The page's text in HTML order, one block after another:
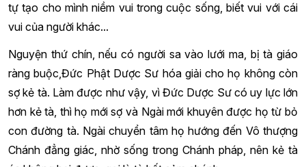
tự tạo cho mình niềm vui trong cuộc sống, biết vui với cái
vui của người khác...
Nguyện thứ chín, nếu có người sa vào lưới ma, bị tà giáo
ràng buộc,Đức Phật Dược Sư hóa giải cho họ không còn
sợ kẻ tà. Làm được như vậy, vì Đức Dược Sư có uy lực lớn
hơn kẻ tà, thì họ mới sợ và Ngài mới khuyên được họ từ bỏ
con đường tà. Ngài chuyển tâm họ hướng đến Vô thượng
Chánh đẳng giác, nhờ sống trong Chánh pháp, nên kẻ tà